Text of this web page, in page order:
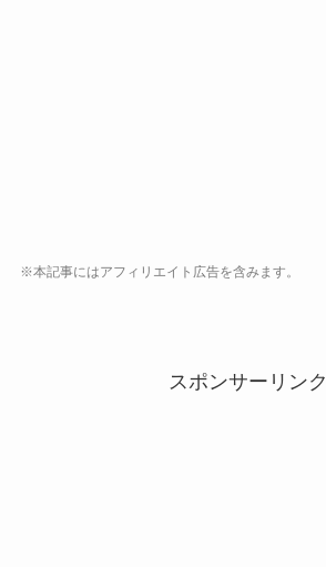
※本記事にはアフィリエイト広告を含みます。
スポンサーリンク